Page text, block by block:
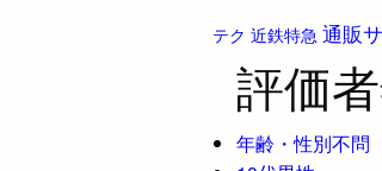
テク 近鉄特急 通販
評価
年齢・性別不問